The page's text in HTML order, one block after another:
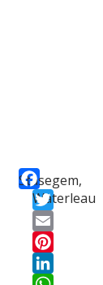
Stasegem,
Waterleau
Facebook
Twitter
Email
Pinterest